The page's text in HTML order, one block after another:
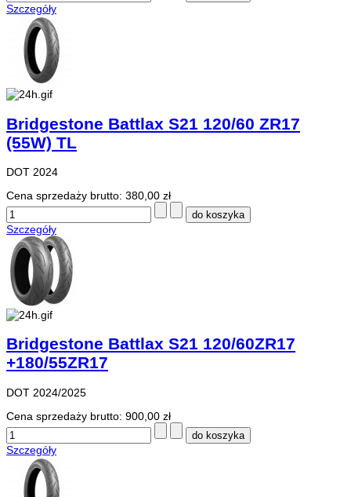
Szczegóły
Bridgestone Battlax S21 120/60 ZR17
(55W) TL
DOT 2024
Cena sprzedaży brutto: 380,00 zł
Szczegóły
Bridgestone Battlax S21 120/60ZR17
+180/55ZR17
DOT 2024/2025
Cena sprzedaży brutto: 900,00 zł
Szczegóły